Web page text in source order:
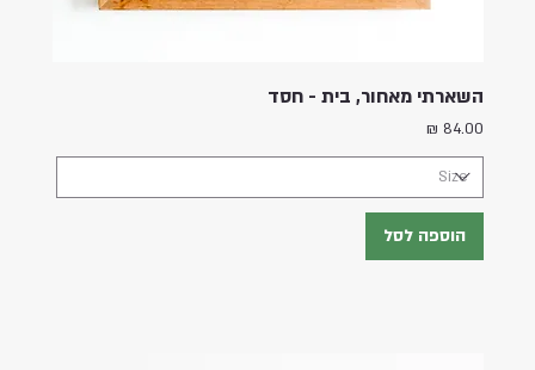
השארתי מאחור, בית - חסד
מחיר
הוספה לסל